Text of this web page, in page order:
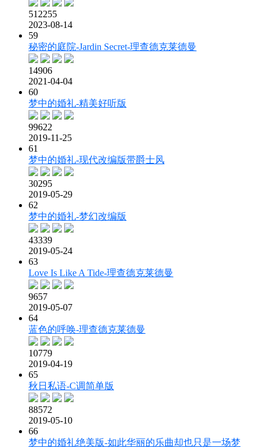
512255
2023-08-14
59
秘密的庭院-Jardin Secret-理查德克莱德曼
14906
2021-04-04
60
梦中的婚礼-精美好听版
99622
2019-11-25
61
梦中的婚礼-现代改编版带爵士风
30295
2019-05-29
62
梦中的婚礼-梦幻改编版
43339
2019-05-24
63
Love Is Like A Tide-理查德克莱德曼
9657
2019-05-07
64
蓝色的呼唤-理查德克莱德曼
10779
2019-04-19
65
秋日私语-C调简单版
88572
2019-05-10
66
梦中的婚礼绝美版-如此华丽的乐曲却也只是一场梦